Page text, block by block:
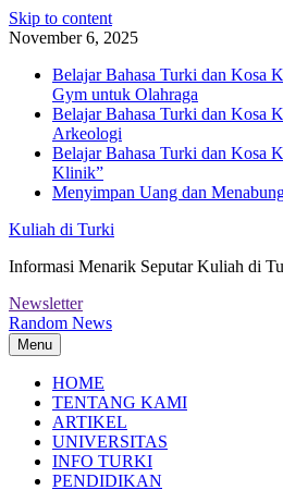
Skip to content
November 6, 2025
Belajar Bahasa Turki dan Kosa
Gym untuk Olahraga
Belajar Bahasa Turki dan Kosa
Arkeologi
Belajar Bahasa Turki dan Kosa
Klinik”
Menyimpan Uang dan
Kuliah di Turki
Informasi Menarik Seputar Kuliah di
Newsletter
Random News
Menu
HOME
TENTANG KAMI
ARTIKEL
UNIVERSITAS
INFO TURKI
PENDIDIKAN